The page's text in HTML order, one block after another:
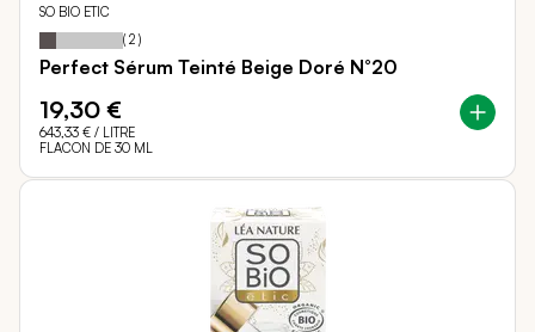
SO BIO ETIC
Notation: 20
% of
( 2 )
Perfect Sérum Teinté Beige Doré N°20
19,30 €
643,33 € / LITRE
FLACON DE 30 ML